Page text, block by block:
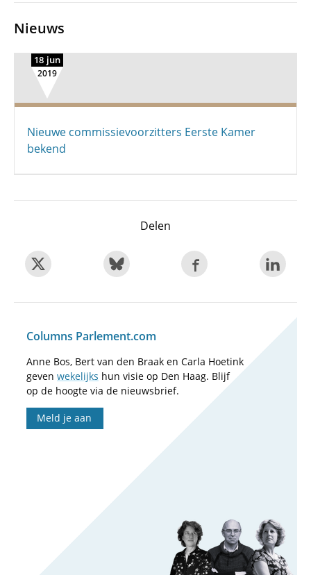
Nieuws
18 jun
2019
Nieuwe commissievoorzitters Eerste Kamer
bekend
Delen
Columns Parlement.com
Anne Bos, Bert van den Braak en Carla Hoetink
geven wekelijks hun visie op Den Haag. Blijf
op de hoogte via de nieuwsbrief.
Meld je aan